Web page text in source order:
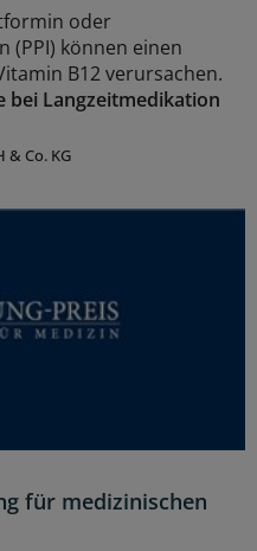
oder
können einen
B12 verursachen.
bei Langzeitmedikation
& Co. KG
für medizinischen